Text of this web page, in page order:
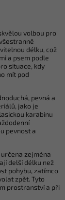
volbou pro
délku, což
a psem podle
situace, kdy
mít pod
pevná a
jako je
karabinu
pevnost a
zejména
delší délku než
pohybu, zatímco
zpět. Tyto
prostranství a při